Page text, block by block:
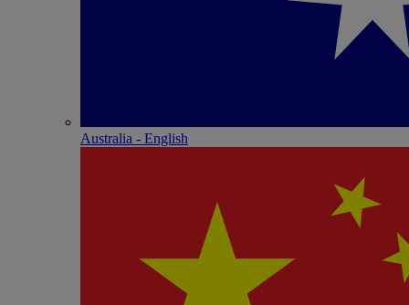
Australia - English